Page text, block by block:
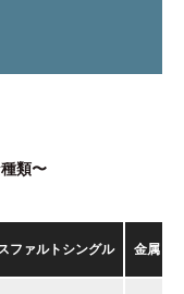
類〜
ファルトシングル 金属